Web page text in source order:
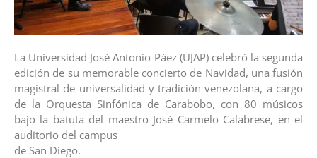
La Universidad José Antonio Páez (UJAP) celebró la segunda
edición de su memorable concierto de Navidad, una fusión
magistral de universalidad y tradición venezolana, a cargo
de la Orquesta Sinfónica de Carabobo, con 80 músicos
bajo la batuta del maestro José Carmelo Calabrese, en el
auditorio del campus
de San Diego.